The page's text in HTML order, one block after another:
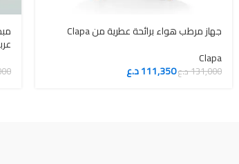
جهاز مرطب هواء برائحة عطرية من Clapa
Clapa
131,000د.ع111,350د.ع